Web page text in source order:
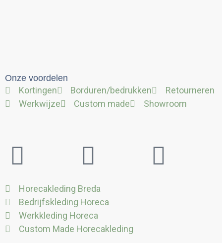
Onze voordelen
Kortingen Borduren/bedrukken
Retourneren
Werkwijze
Custom made Showroom
TwitterFacebook
Horecakleding Breda
Bedrijfskleding Horeca
Werkkleding Horeca
Custom Made Horecakleding